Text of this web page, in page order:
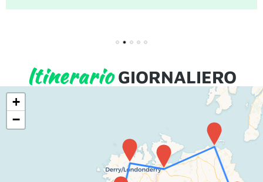
5
ItinerarioGIORNALIERO
+
−